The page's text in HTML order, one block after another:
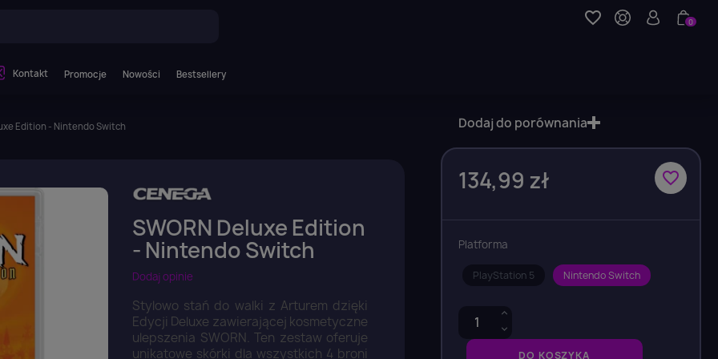
favorite_border 0
Kontakt Promocje Nowości Bestsellery
Edition - Nintendo Switch
SWORN Deluxe Edition
- Nintendo Switch
Dodaj opinie
Stylowo stań do walki z Arturem dzięki
Edycji Deluxe zawierającej kosmetyczne
ulepszenia SWORN. Ten zestaw oferuje
unikatowe skórki dla wszystkich 4 broni
favorite_border
134,99 zł
Platforma
PlayStation 5 Nintendo Switch
DO KOSZYKA
Dodaj do porównania